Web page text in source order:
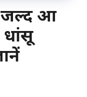
जल्द आ
धांसू